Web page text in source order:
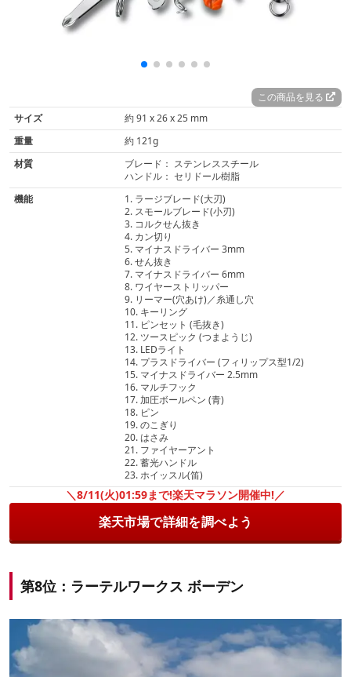
この商品を見る
サイズ
約 91 x 26 x 25 mm
重量
約 121g
材質
ブレード： ステンレススチール
ハンドル： セリドール樹脂
機能
1. ラージブレード(大刃)
2. スモールブレード(小刃)
3. コルクせん抜き
4. カン切り
5. マイナスドライバー 3mm
6. せん抜き
7. マイナスドライバー 6mm
8. ワイヤーストリッパー
9. リーマー(穴あけ)／糸通し穴
10. キーリング
11. ピンセット (毛抜き)
12. ツースピック (つまようじ)
13. LEDライト
14. プラスドライバー (フィリップス型1/2)
15. マイナスドライバー 2.5mm
16. マルチフック
17. 加圧ボールペン (青)
18. ピン
19. のこぎり
20. はさみ
21. ファイヤーアント
22. 蓄光ハンドル
23. ホイッスル(笛)
＼8/11(火)01:59まで!楽天マラソン開催中!／
楽天市場で詳細を調べよう
第8位：ラーテルワークス ボーデン